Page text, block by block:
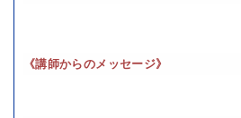
《講師からのメッセージ》